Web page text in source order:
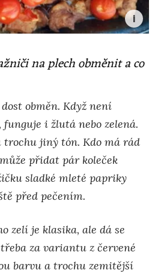
na plech obměnit a co
obměn. Když není
i žlutá nebo zelená.
trochu jiný tón. Kdo má rád
přidat pár koleček
sladké mleté papriky
před pečením.
zelí je klasika, ale dá se
za variantu z červené
barvu a trochu zemitější